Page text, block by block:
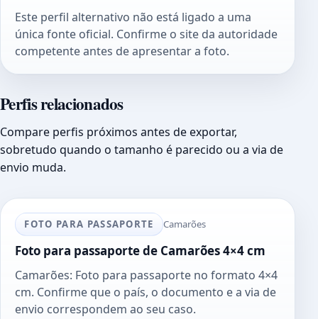
Este perfil alternativo não está ligado a uma
única fonte oficial. Confirme o site da autoridade
competente antes de apresentar a foto.
Perfis relacionados
Compare perfis próximos antes de exportar,
sobretudo quando o tamanho é parecido ou a via de
envio muda.
FOTO PARA PASSAPORTE Camarões
Foto para passaporte de Camarões 4×4 cm
Camarões: Foto para passaporte no formato 4×4
cm. Confirme que o país, o documento e a via de
envio correspondem ao seu caso.